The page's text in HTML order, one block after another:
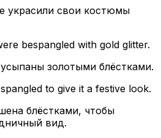
украсили свои костюмы
bespangled with gold glitter.
золотыми блёстками.
to give it a festive look.
блёстками, чтобы
вид.